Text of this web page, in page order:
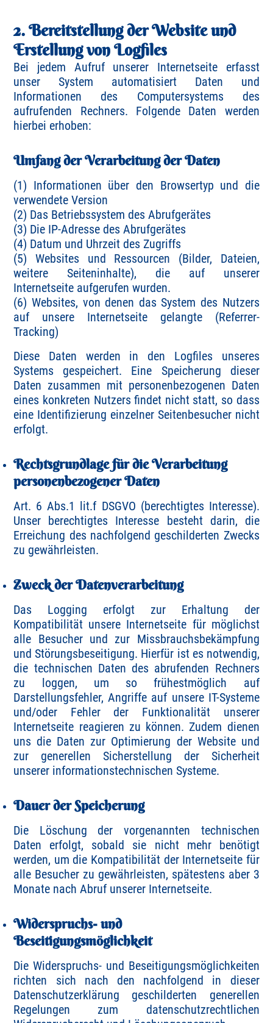
2. Bereitstellung der Website und
Erstellung von Logfiles
Bei jedem Aufruf unserer Internetseite erfasst
unser System automatisiert Daten und
Informationen des Computersystems des
aufrufenden Rechners. Folgende Daten werden
hierbei erhoben:
Umfang der Verarbeitung der Daten
(1) Informationen über den Browsertyp und die
verwendete Version
(2) Das Betriebssystem des Abrufgerätes
(3) Die IP-Adresse des Abrufgerätes
(4) Datum und Uhrzeit des Zugriffs
(5) Websites und Ressourcen (Bilder, Dateien,
weitere Seiteninhalte), die auf unserer
Internetseite aufgerufen wurden.
(6) Websites, von denen das System des Nutzers
auf unsere Internetseite gelangte (Referrer-
Tracking)
Diese Daten werden in den Logfiles unseres
Systems gespeichert. Eine Speicherung dieser
Daten zusammen mit personenbezogenen Daten
eines konkreten Nutzers findet nicht statt, so dass
eine Identifizierung einzelner Seitenbesucher nicht
erfolgt.
Rechtsgrundlage für die Verarbeitung
personenbezogener Daten
Art. 6 Abs.1 lit.f DSGVO (berechtigtes Interesse).
Unser berechtigtes Interesse besteht darin, die
Erreichung des nachfolgend geschilderten Zwecks
zu gewährleisten.
Zweck der Datenverarbeitung
Das Logging erfolgt zur Erhaltung der
Kompatibilität unsere Internetseite für möglichst
alle Besucher und zur Missbrauchsbekämpfung
und Störungsbeseitigung. Hierfür ist es notwendig,
die technischen Daten des abrufenden Rechners
zu loggen, um so frühestmöglich auf
Darstellungsfehler, Angriffe auf unsere IT-Systeme
und/oder Fehler der Funktionalität unserer
Internetseite reagieren zu können. Zudem dienen
uns die Daten zur Optimierung der Website und
zur generellen Sicherstellung der Sicherheit
unserer informationstechnischen Systeme.
Dauer der Speicherung
Die Löschung der vorgenannten technischen
Daten erfolgt, sobald sie nicht mehr benötigt
werden, um die Kompatibilität der Internetseite für
alle Besucher zu gewährleisten, spätestens aber 3
Monate nach Abruf unserer Internetseite.
Widerspruchs- und
Beseitigungsmöglichkeit
Die Widerspruchs- und Beseitigungsmöglichkeiten
richten sich nach den nachfolgend in dieser
Datenschutzerklärung geschilderten generellen
Regelungen zum datenschutzrechtlichen